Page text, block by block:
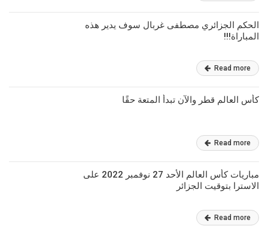
الحكم الجزائري مصطفى غربال سوف يدير هذه
المباراة!!!
Read more
كأس العالم قطر والآن تبدأ المتعة حقًا
Read more
مباريات كأس العالم الأحد 27 نوفمبر 2022 على
الاسترا بتوقيت الجزائر
Read more